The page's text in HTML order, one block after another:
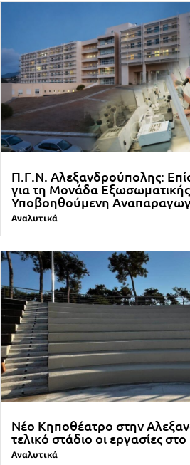
Π.Γ.Ν. Αλεξανδρούπολης:
για τη Μονάδα
Υποβοηθούμενη
Αναλυτικά
Νέο Κηποθέατρο στην
τελικό στάδιο οι εργασίες
Αναλυτικά